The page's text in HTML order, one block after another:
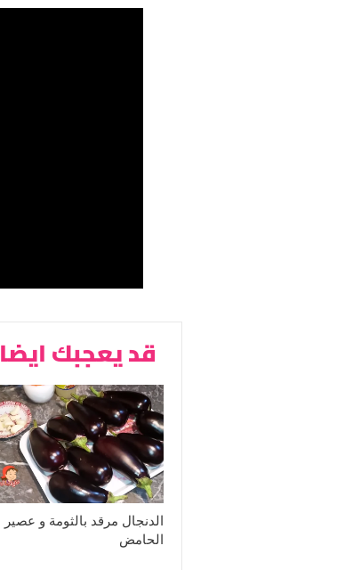
قد يعجبك ايضا
الدنجال مرقد بالثومة و عصير
الحامض